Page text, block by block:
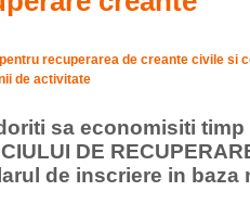
recuperarea de creante civile si
de activitate
sa economisiti
DE
de inscriere in baza